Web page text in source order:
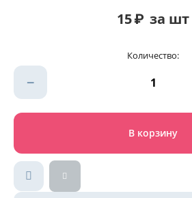
15₽ за шт
Количество:
−
В корзину